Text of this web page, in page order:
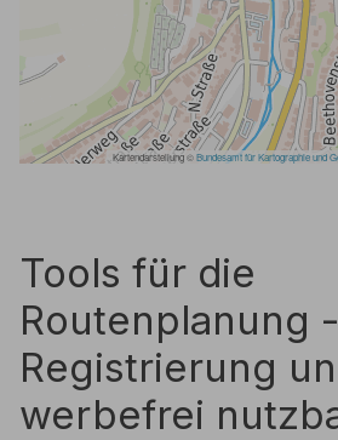
Tools für die
Routenplanung
Registrierung
werbefrei